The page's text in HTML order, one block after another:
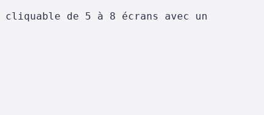
de 5 à 8 écrans avec un